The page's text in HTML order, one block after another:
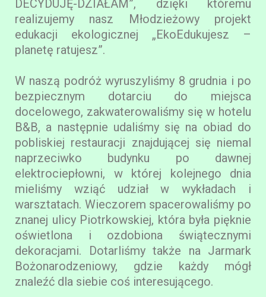
DECYDUJĘ-DZIAŁAM”, dzięki któremu
realizujemy nasz Młodzieżowy projekt
edukacji ekologicznej „EkoEdukujesz –
planetę ratujesz”.
W naszą podróż wyruszyliśmy 8 grudnia i po
bezpiecznym dotarciu do miejsca
docelowego, zakwaterowaliśmy się w hotelu
B&B, a następnie udaliśmy się na obiad do
pobliskiej restauracji znajdującej się niemal
naprzeciwko budynku po dawnej
elektrociepłowni, w której kolejnego dnia
mieliśmy wziąć udział w wykładach i
warsztatach. Wieczorem spacerowaliśmy po
znanej ulicy Piotrkowskiej, która była pięknie
oświetlona i ozdobiona świątecznymi
dekoracjami. Dotarliśmy także na Jarmark
Bożonarodzeniowy, gdzie każdy mógł
znaleźć dla siebie coś interesującego.